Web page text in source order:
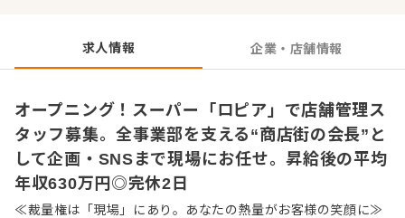
・店舗づくりや売り場のサポート ・販売戦略 ・人材教育・
社内ルールや文化の浸透など
求人情報 企業・店舗情報
オープニング！スーパー「ロピア」で店舗管理ス
タッフ募集。全事業部を支える“商店街の会長”と
して企画・SNSまで現場にお任せ。昇給後の平均
年収630万円◎完休2日
≪裁量権は「現場」にあり。あなたの熱量がお客様の笑顔に≫